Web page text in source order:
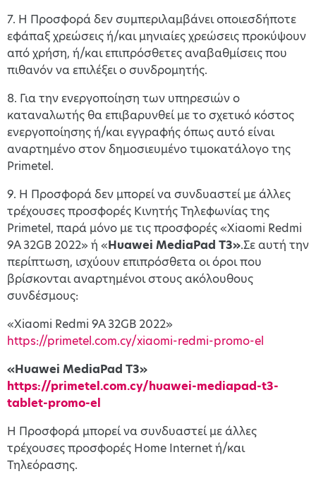
7. Η Προσφορά δεν συμπεριλαμβάνει οποιεσδήποτε
εφάπαξ χρεώσεις ή/και μηνιαίες χρεώσεις προκύψουν
από χρήση, ή/και επιπρόσθετες αναβαθμίσεις που
πιθανόν να επιλέξει ο συνδρομητής.
8. Για την ενεργοποίηση των υπηρεσιών ο
καταναλωτής θα επιβαρυνθεί με το σχετικό κόστος
ενεργοποίησης ή/και εγγραφής όπως αυτό είναι
αναρτημένο στον δημοσιευμένο τιμοκατάλογο της
Primetel.
9. Η Προσφορά δεν μπορεί να συνδυαστεί με άλλες
τρέχουσες προσφορές Κινητής Τηλεφωνίας της
Primetel, παρά μόνο με τις προσφορές «Xiaomi Redmi
9A 32GB 2022» ή «Huawei MediaPad T3».Σε αυτή την
περίπτωση, ισχύουν επιπρόσθετα οι όροι που
βρίσκονται αναρτημένοι στους ακόλουθους
συνδέσμους:
«Xiaomi Redmi 9A 32GB 2022»
https://primetel.com.cy/xiaomi-redmi-promo-el
«Huawei MediaPad T3»
https://primetel.com.cy/huawei-mediapad-t3-
tablet-promo-el
H Προσφορά μπορεί να συνδυαστεί με άλλες
τρέχουσες προσφορές Home Internet ή/και
Τηλεόρασης.